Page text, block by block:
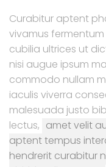
Curabitur aptent
vivamus
cubilia ultrices ut
nisi augue ipsum
commodo nullam
iaculis viverra
malesuada justo
lectus, amet velit
aptent tempus
hendrerit curabitur